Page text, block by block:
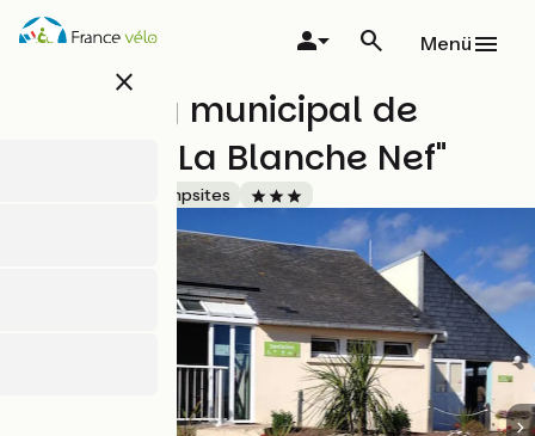
Direkt
zum
close
Menü
Camping municipal de
Barfleur "La Blanche Nef"
Campsites